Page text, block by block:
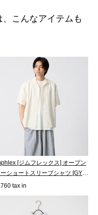
こんなアイテムも
[ジムフレックス] オープン
ショートスリーブシャツ [GY-
tax in